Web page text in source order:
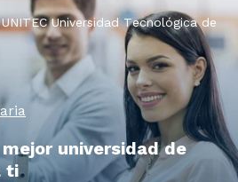
Universidad Tecnológica de
universidad de
ti